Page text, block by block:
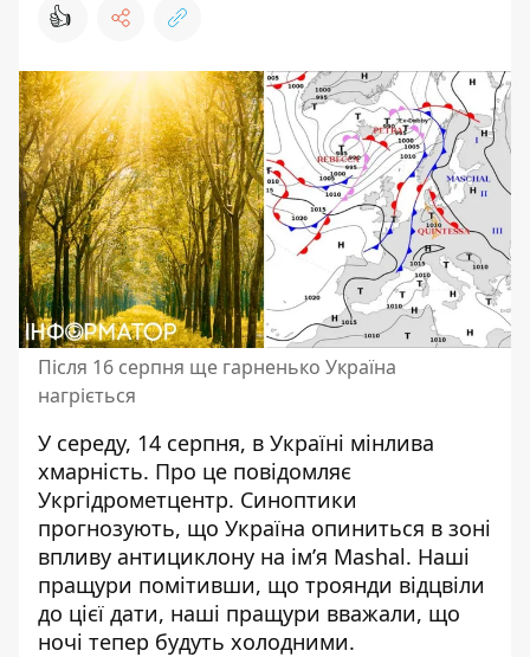
👍
Після 16 серпня ще гарненько Україна
нагріється
У середу, 14 серпня, в Україні мінлива
хмарність. Про це повідомляє
Укргідрометцентр. Синоптики
прогнозують, що Україна опиниться в зоні
впливу антициклону на імʼя Mashal. Наші
пращури помітивши, що троянди відцвіли
до цієї дати, наші пращури вважали, що
ночі тепер будуть холодними.